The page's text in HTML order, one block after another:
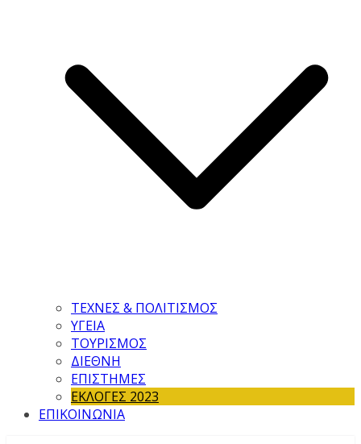
ΤΕΧΝΕΣ & ΠΟΛΙΤΙΣΜΟΣ
ΥΓΕΙΑ
ΤΟΥΡΙΣΜΟΣ
ΔΙΕΘΝΗ
ΕΠΙΣΤΗΜΕΣ
ΕΚΛΟΓΕΣ 2023
ΕΠΙΚΟΙΝΩΝΙΑ